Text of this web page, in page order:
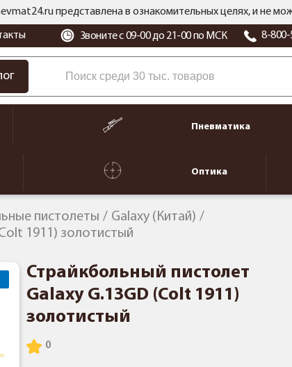
представлена в ознакомительных целях, и не
Звоните с 09-00 до 21-00 по МСК 8-800-
Пневматика
Оптика
пистолеты
Galaxy (Китай)
1911) золотистый
Страйкбольный пистолет
Galaxy G.13GD (Colt 1911)
золотистый